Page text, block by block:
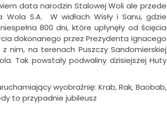
data narodzin Stalowej Woli ale przede
S.A. W widłach Wisły i Sanu, gdzie
800 dni, które upłynęły od ścięcia
dokonanego przez Prezydenta Ignacego
nim, na terenach Puszczy Sandomierskiej
Tak powstały podwaliny dzisiejszej Huty
wyobraźnię: Krab, Rak, Baobab,
to przypadnie jubileusz